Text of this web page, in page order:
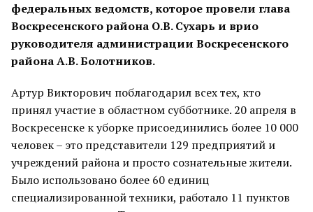
федеральных ведомств, которое провели глава
Воскресенского района О.В. Сухарь и врио
руководителя администрации Воскресенского
района А.В. Болотников.
Артур Викторович поблагодарил всех тех, кто
принял участие в областном субботнике. 20 апреля в
Воскресенске к уборке присоединились более 10 000
человек – это представители 129 предприятий и
учреждений района и просто сознательные жители.
Было использовано более 60 единиц
специализированной техники, работало 11 пунктов